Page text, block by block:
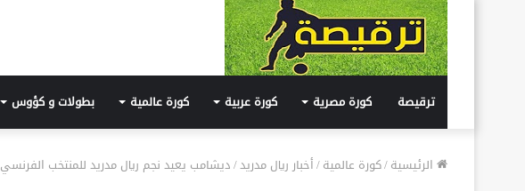
ترقيصة كورة مصرية كورة عربية كورة عالمية بطولات و كؤوس
الرئيسية/كورة عالمية/أخبار ريال مدريد/ديشامب يعيد نجم ريال مدريد للمنتخب الفرنسي